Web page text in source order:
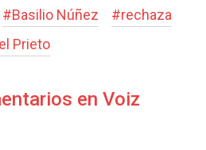
#Basilio Núñez #rechaza
Prieto
en Voiz